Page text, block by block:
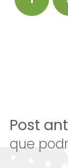
Post
que